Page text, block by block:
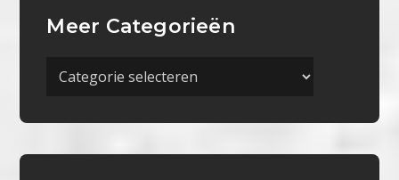
Meer Categorieën
Meer